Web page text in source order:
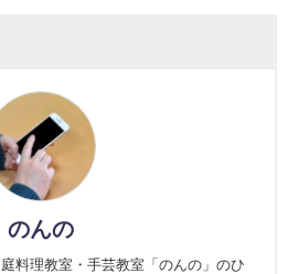
のんの
料理教室・手芸教室「のんの」のひ